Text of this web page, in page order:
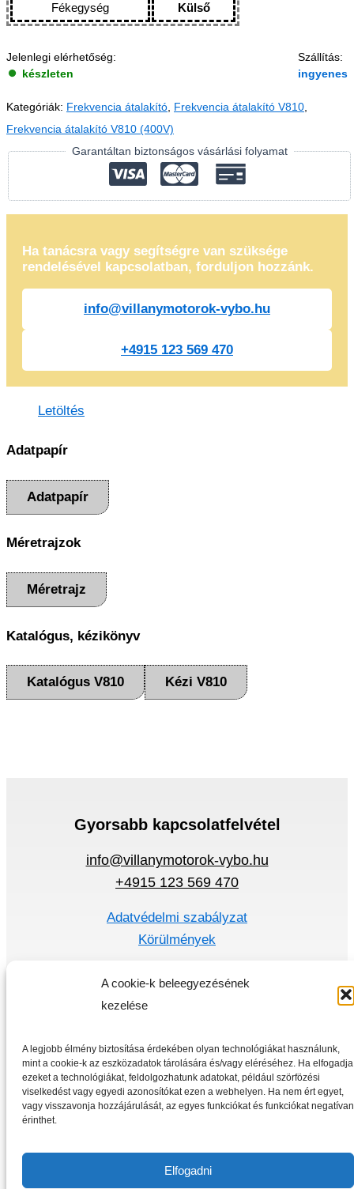
A cookie-k beleegyezésének
kezelése
A legjobb élmény biztosítása érdekében olyan technológiákat használunk,
mint a cookie-k az eszközadatok tárolására és/vagy eléréséhez. Ha elfogadja
ezeket a technológiákat, feldolgozhatunk adatokat, például szörfözési
viselkedést vagy egyedi azonosítókat ezen a webhelyen. Ha nem ért egyet,
vagy visszavonja hozzájárulását, az egyes funkciókat és funkciókat negatívan
érinthet.
Elfogadni
Fékegység Külső
Jelenlegi elérhetőség:
készleten
Szállítás:
ingyenes
Kategóriák: Frekvencia átalakító Frekvencia átalakító V810
Frekvencia átalakító V810 (400V)
Garantáltan biztonságos vásárlási folyamat
Ha tanácsra vagy segítségre van szüksége
rendelésével kapcsolatban, forduljon hozzánk.
info@villanymotorok-vybo.hu
+4915 123 569 470
Letöltés
Adatpapír
Adatpapír
Méretrajzok
Méretrajz
Katalógus, kézikönyv
Katalógus V810 Kézi V810
Gyorsabb kapcsolatfelvétel
info@villanymotorok-vybo.hu
+4915 123 569 470
Adatvédelmi szabályzat
Körülmények
Villanymotorok
Otthon
Üzlet